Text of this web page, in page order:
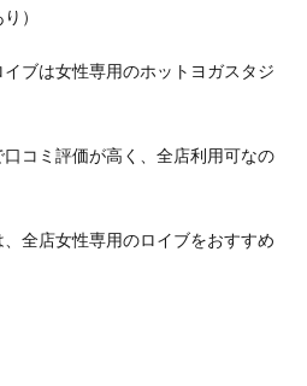
）
ブは女性専用のホットヨガスタジ
コミ評価が高く、全店利用可なの
全店女性専用のロイブをおすすめ